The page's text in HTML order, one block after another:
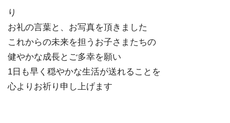
り
お礼の言葉と、お写真を頂きました
これからの未来を担うお子さまたちの
健やかな成長とご多幸を願い
1日も早く穏やかな生活が送れることを
心よりお祈り申し上げます